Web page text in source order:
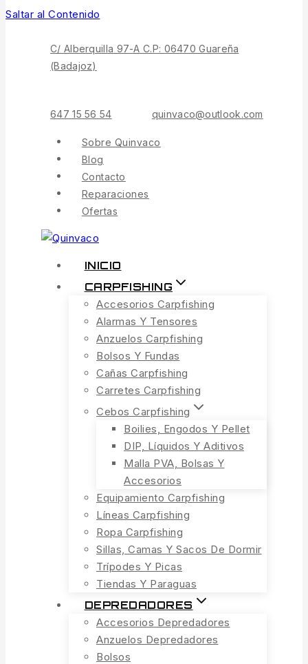
Saltar al Contenido
C/ Alberquilla 97-A C.P: 06470 Guareña
(Badajoz)
647 15 56 54 quinvaco@outlook.com
Sobre Quinvaco
Blog
Contacto
Reparaciones
Ofertas
INICIO
CARPFISHING
Accesorios Carpfishing
Alarmas Y Tensores
Anzuelos Carpfishing
Bolsos Y Fundas
Cañas Carpfishing
Carretes Carpfishing
Cebos Carpfishing
Boilies, Engodos Y Pellet
DIP, Líquidos Y Aditivos
Malla PVA, Bolsas Y
Accesorios
Equipamiento Carpfishing
Líneas Carpfishing
Ropa Carpfishing
Sillas, Camas Y Sacos De Dormir
Trípodes Y Picas
Tiendas Y Paraguas
DEPREDADORES
Accesorios Depredadores
Anzuelos Depredadores
Bolsos